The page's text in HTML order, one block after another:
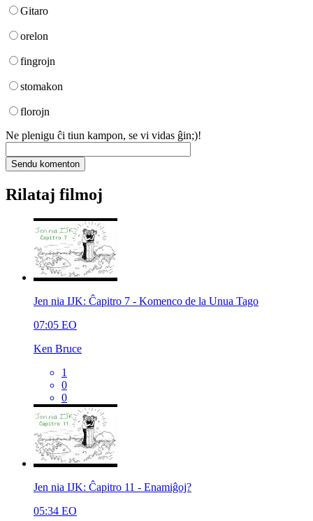
Gitaro
orelon
fingrojn
stomakon
florojn
Ne plenigu ĉi tiun kampon, se vi vidas ĝin;)!
Rilataj filmoj
Jen nia IJK: Ĉapitro 7 - Komenco de la Unua Tago
07:05 EO
Ken Bruce
1
0
0
Jen nia IJK: Ĉapitro 11 - Enamiĝoj?
05:34 EO